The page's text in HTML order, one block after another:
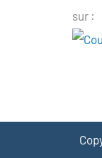
sur :